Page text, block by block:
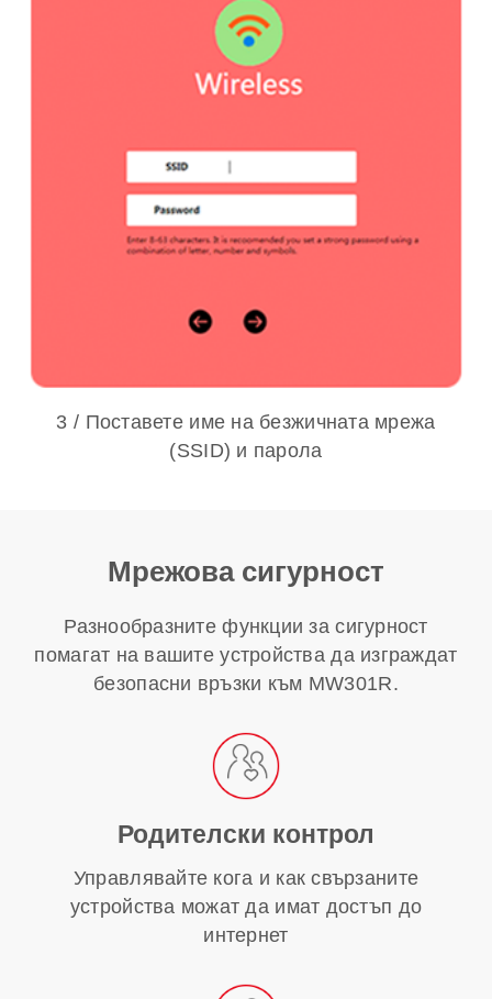
3 / Поставете име на безжичната мрежа
(SSID) и парола
Мрежова сигурност
Разнообразните функции за сигурност
помагат на вашите устройства да изграждат
безопасни връзки към MW301R.
Родителски контрол
Управлявайте кога и как свързаните
устройства можат да имат достъп до
интернет